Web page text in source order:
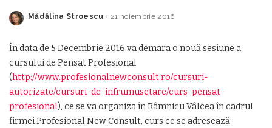
Posted
Mădălina Stroescu 21 noiembrie 2016
În data de 5 Decembrie 2016 va demara o nouă sesiune a
cursului de Pensat Profesional
(http://www.profesionalnewconsult.ro/cursuri-
autorizate/cursuri-de-infrumusetare/curs-pensat-
profesional), ce se va organiza în Râmnicu Vâlcea în cadrul
firmei Profesional New Consult, curs ce se adresează